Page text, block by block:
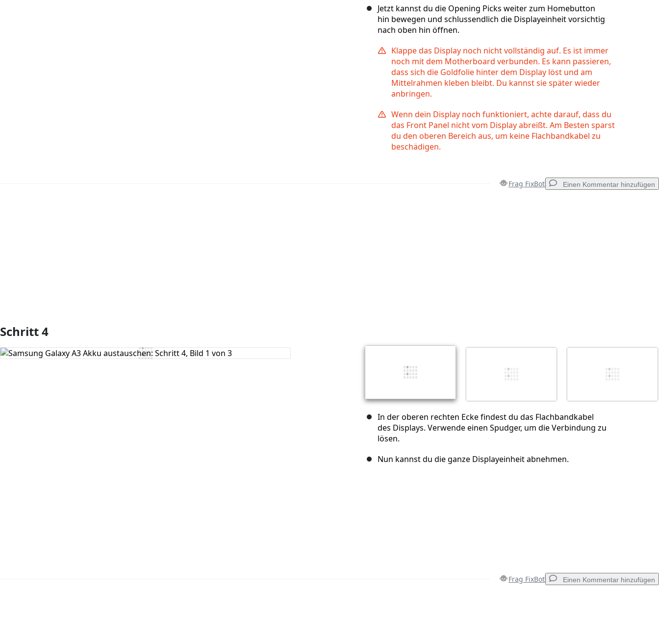
Jetzt kannst du die Opening Picks weiter zum Homebutton
hin bewegen und schlussendlich die Displayeinheit vorsichtig
nach oben hin öffnen.
Klappe das Display noch nicht vollständig auf. Es ist immer
noch mit dem Motherboard verbunden. Es kann passieren,
dass sich die Goldfolie hinter dem Display löst und am
Mittelrahmen kleben bleibt. Du kannst sie später wieder
anbringen.
Wenn dein Display noch funktioniert, achte darauf, dass du
das Front Panel nicht vom Display abreißt. Am Besten sparst
du den oberen Bereich aus, um keine Flachbandkabel zu
beschädigen.
Frag FixBot Einen Kommentar hinzufügen
Schritt 4
In der oberen rechten Ecke findest du das Flachbandkabel
des Displays. Verwende einen Spudger, um die Verbindung zu
lösen.
Nun kannst du die ganze Displayeinheit abnehmen.
Frag FixBot Einen Kommentar hinzufügen